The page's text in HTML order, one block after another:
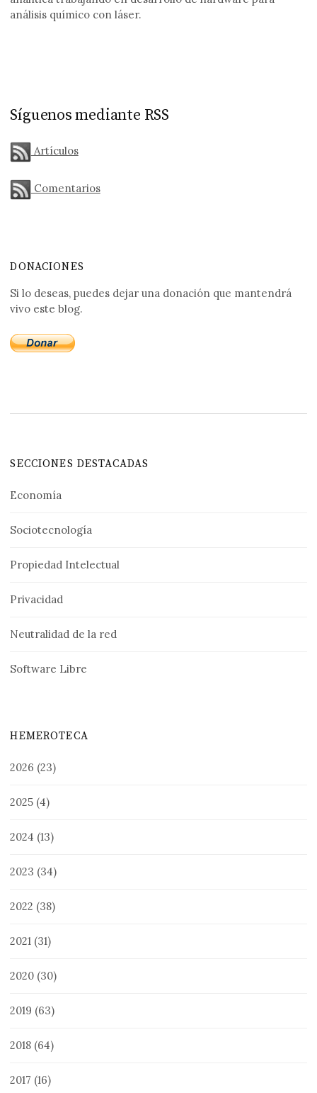
análisis químico con láser.
Síguenos mediante RSS
Artículos
Comentarios
DONACIONES
Si lo deseas, puedes dejar una donación que mantendrá
vivo este blog.
SECCIONES DESTACADAS
Economía
Sociotecnología
Propiedad Intelectual
Privacidad
Neutralidad de la red
Software Libre
HEMEROTECA
2026 (23)
2025 (4)
2024 (13)
2023 (34)
2022 (38)
2021 (31)
2020 (30)
2019 (63)
2018 (64)
2017 (16)